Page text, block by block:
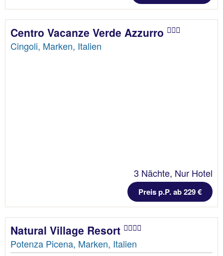
Centro Vacanze Verde Azzurro
Cingoli, Marken, Italien
3 Nächte, Nur Hotel
Preis p.P. ab 229 €
Natural Village Resort
Potenza Picena, Marken, Italien